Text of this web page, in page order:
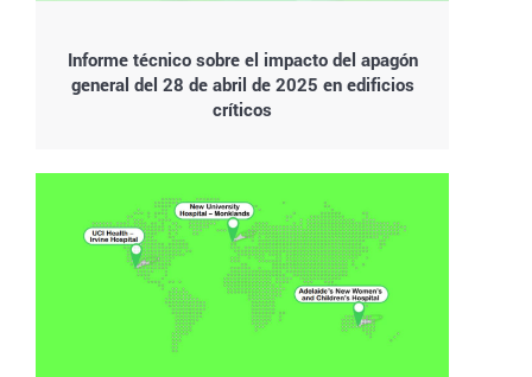
Informe técnico sobre el impacto del apagón
general del 28 de abril de 2025 en edificios
críticos